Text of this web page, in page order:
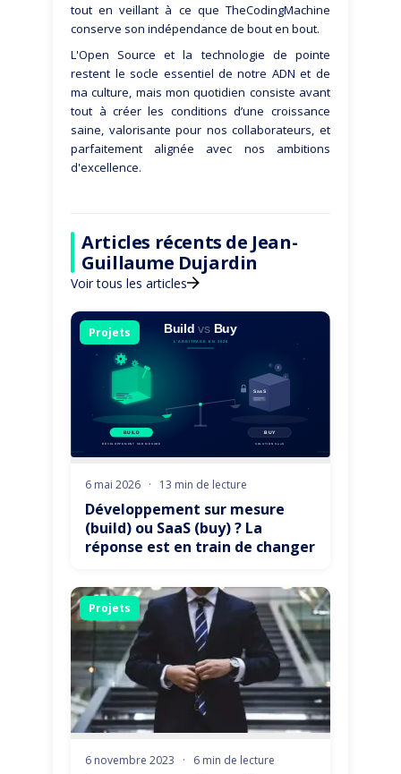
tout en veillant à ce que TheCodingMachine
conserve son indépendance de bout en bout.
L'Open Source et la technologie de pointe
restent le socle essentiel de notre ADN et de
ma culture, mais mon quotidien consiste avant
tout à créer les conditions d’une croissance
saine, valorisante pour nos collaborateurs, et
parfaitement alignée avec nos ambitions
d'excellence.
Articles récents de Jean-
Guillaume Dujardin
Voir tous les articles
Projets
6 mai 2026 · 13 min de lecture
Développement sur mesure
(build) ou SaaS (buy) ? La
réponse est en train de changer
Projets
6 novembre 2023 · 6 min de lecture